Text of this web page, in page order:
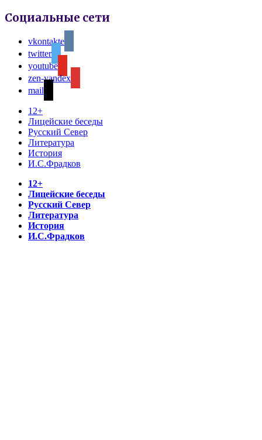
Социальные сети
vkontakte
twitter
youtube
zen-yandex
mail
12+
Лицейские беседы
Русский Север
Литература
История
И.С.Фрадков
12+
Лицейские беседы
Русский Север
Литература
История
И.С.Фрадков